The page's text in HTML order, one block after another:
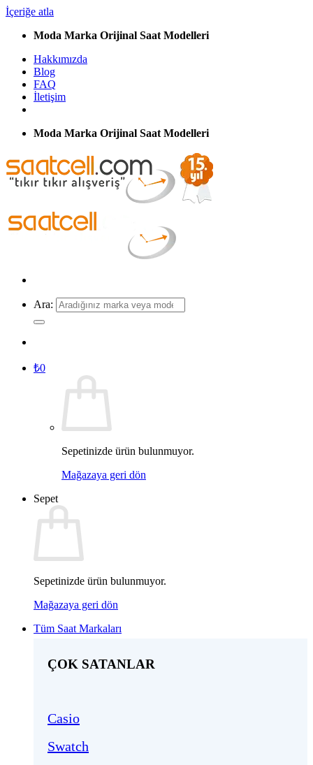
İçeriğe atla
Moda Marka Orijinal Saat Modelleri
Hakkımızda
Blog
FAQ
İletişim
Moda Marka Orijinal Saat Modelleri
Ara:
₺0
Sepetinizde ürün bulunmuyor.
Mağazaya geri dön
Sepet
Sepetinizde ürün bulunmuyor.
Mağazaya geri dön
Tüm Saat Markaları
ÇOK SATANLAR
Casio
Swatch